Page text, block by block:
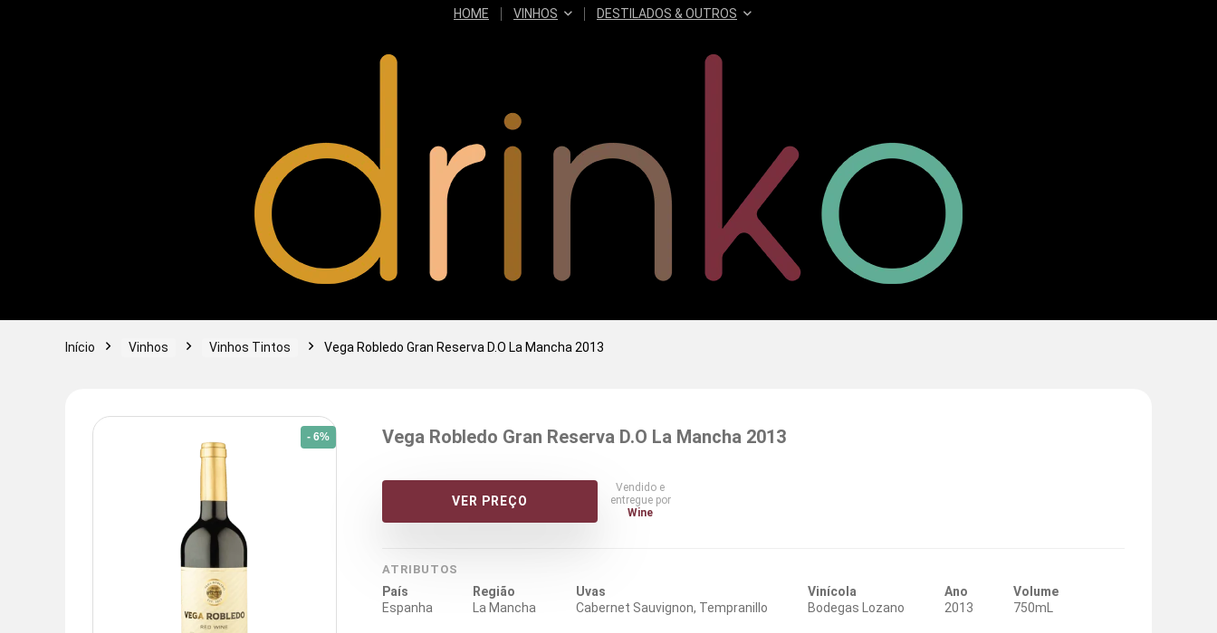
HOME VINHOS DESTILADOS & OUTROS
Início Vinhos Vinhos Tintos Vega Robledo Gran Reserva D.O La Mancha 2013
- 6% Vega Robledo Gran Reserva D.O La Mancha 2013
VER PREÇO
Vendido e
entregue por
Wine
ATRIBUTOS
País
Espanha
Região
La Mancha
Uvas
Cabernet Sauvignon, Tempranillo
Vinícola
Bodegas Lozano
Ano
2013
Volume
750mL